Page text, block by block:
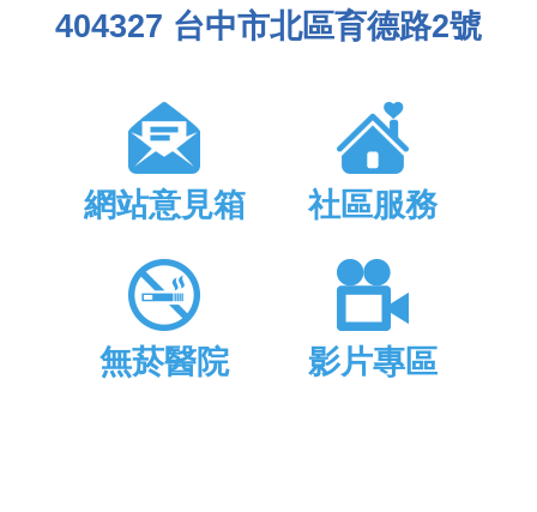
404327 台中市北區育德路2號
網站意見箱 社區服務
無菸醫院 影片專區